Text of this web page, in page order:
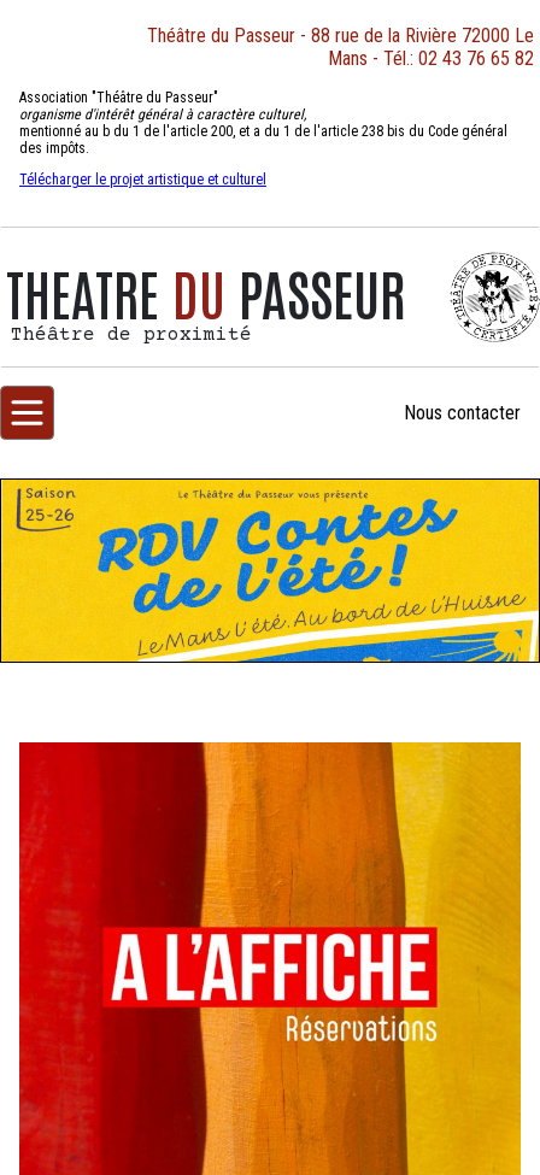
Théâtre du Passeur - 88 rue de la Rivière 72000 Le
Mans - Tél.: 02 43 76 65 82
Association "Théâtre du Passeur"
organisme d'intérêt général à caractère culturel,
mentionné au b du 1 de l'article 200, et a du 1 de l'article 238 bis du Code général
des impôts.
Télécharger le projet artistique et culturel
THEATRE DU PASSEUR
Théâtre de proximité
Nous contacter